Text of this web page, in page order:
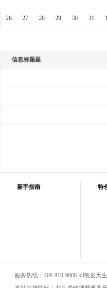
26 27 28 29 30 31 1
信息标题题
新手指南 特
服务热线：400-810-9688 k8凯发天